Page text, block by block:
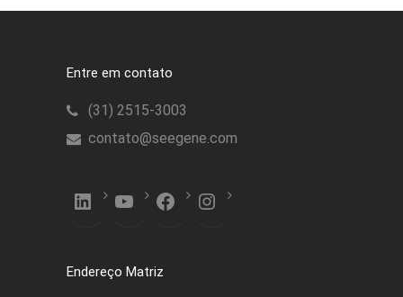
Entre em contato
(31) 2515-3003
contato@seegene.com
LinkedInYouTubeFacebookInstagram
Endereço Matriz